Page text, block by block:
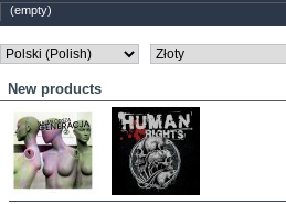
(empty)
New products